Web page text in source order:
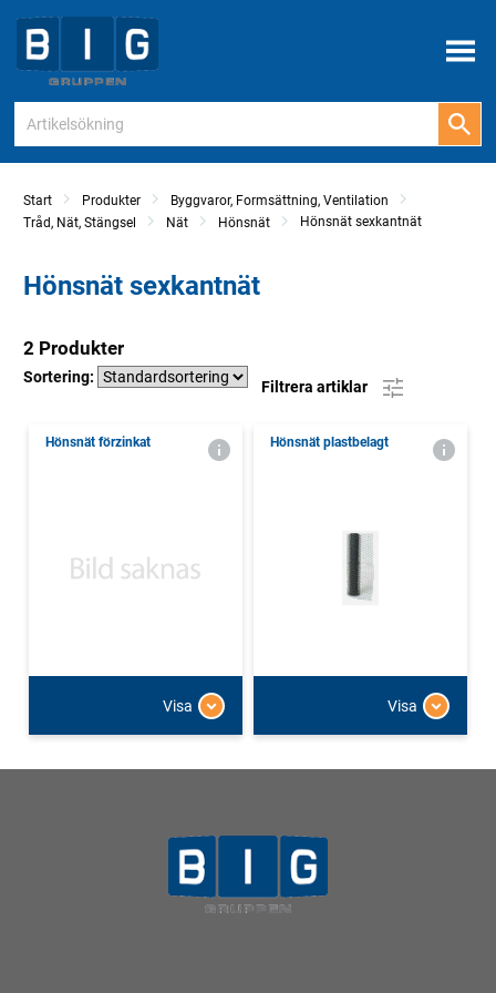
Meny
Start Produkter
Byggvaror, Formsättning, Ventilation
Tråd, Nät, Stängsel
Nät Hönsnät Hönsnät sexkantnät
Hönsnät sexkantnät
2 Produkter
Sortering:
Filtrera artiklar
Hönsnät förzinkat
Visa
Hönsnät plastbelagt
Visa